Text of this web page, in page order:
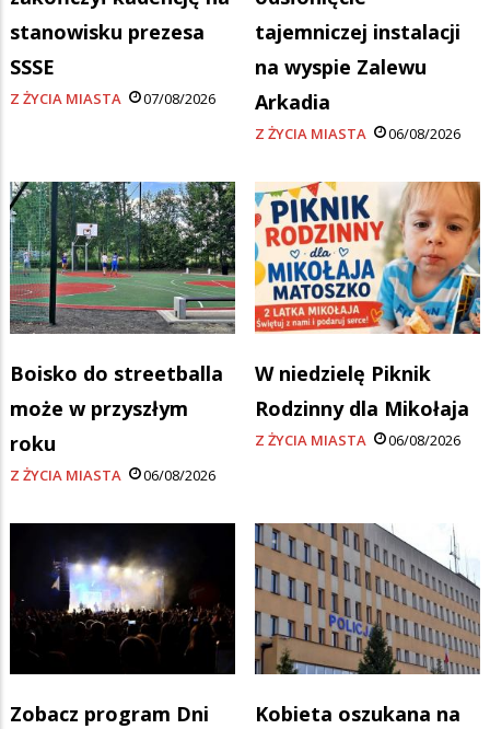
stanowisku prezesa
SSSE
Z ŻYCIA MIASTA 07/08/2026
tajemniczej instalacji
na wyspie Zalewu
Arkadia
Z ŻYCIA MIASTA 06/08/2026
Boisko do streetballa
może w przyszłym
roku
Z ŻYCIA MIASTA 06/08/2026
W niedzielę Piknik
Rodzinny dla Mikołaja
Z ŻYCIA MIASTA 06/08/2026
Zobacz program Dni
Kobieta oszukana na